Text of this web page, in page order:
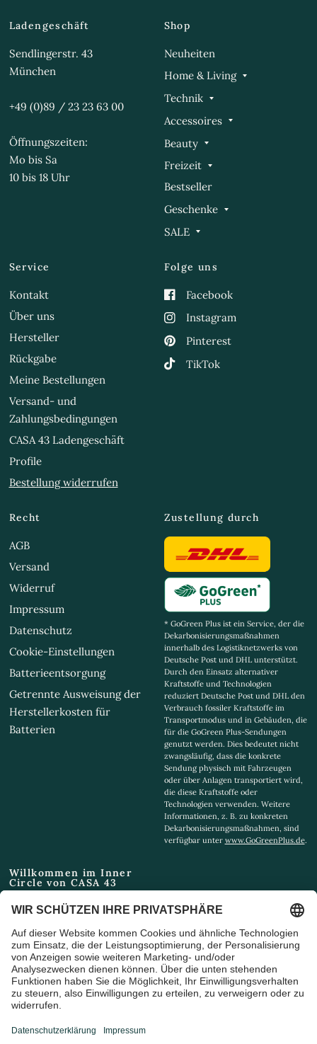
Ladengeschäft
Sendlingerstr. 43
München
+49 (0)89 / 23 23 63 00
Öffnungszeiten:
Mo bis Sa
10 bis 18 Uhr
Shop
Neuheiten
Home & Living
Technik
Accessoires
Beauty
Freizeit
Bestseller
Geschenke
SALE
Service
Kontakt
Über uns
Hersteller
Rückgabe
Meine Bestellungen
Versand- und
Zahlungsbedingungen
CASA 43 Ladengeschäft
Profile
Bestellung widerrufen
Folge uns
Facebook
Instagram
Pinterest
TikTok
Recht
AGB
Versand
Widerruf
Impressum
Datenschutz
Cookie-Einstellungen
Batterieentsorgung
Getrennte Ausweisung der
Herstellerkosten für
Batterien
Zustellung durch
* GoGreen Plus ist ein Service, der die
Dekarbonisierungsmaßnahmen
innerhalb des Logistiknetzwerks von
Deutsche Post und DHL unterstützt.
Durch den Einsatz alternativer
Kraftstoffe und Technologien
reduziert Deutsche Post und DHL den
Verbrauch fossiler Kraftstoffe im
Transportmodus und in Gebäuden, die
für die GoGreen Plus-Sendungen
genutzt werden. Dies bedeutet nicht
zwangsläufig, dass die konkrete
Sendung physisch mit Fahrzeugen
oder über Anlagen transportiert wird,
die diese Kraftstoffe oder
Technologien verwenden. Weitere
Informationen, z. B. zu konkreten
Dekarbonisierungsmaßnahmen, sind
verfügbar unter www.GoGreenPlus.de.
Willkommen im Inner
Circle von CASA 43
Email
Ich bin damit einverstanden,
Marketing-E-Mails und
Sonderangebote zu erhalten